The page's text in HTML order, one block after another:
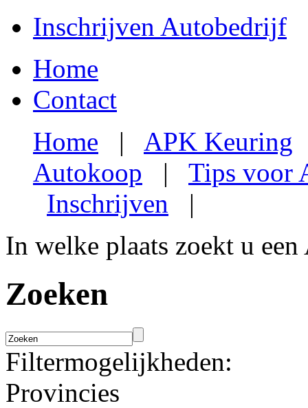
Inschrijven Autobedrijf
Home
Contact
Home | APK Keuring
Autokoop | Tips voor
Inschrijven |
In welke plaats zoekt u
Zoeken
Filtermogelijkheden:
Provincies